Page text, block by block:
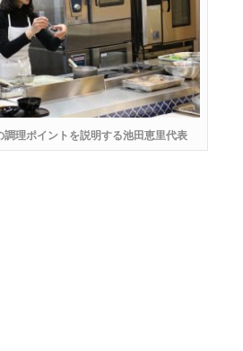
調理ポイントを説明する池田恵里代表